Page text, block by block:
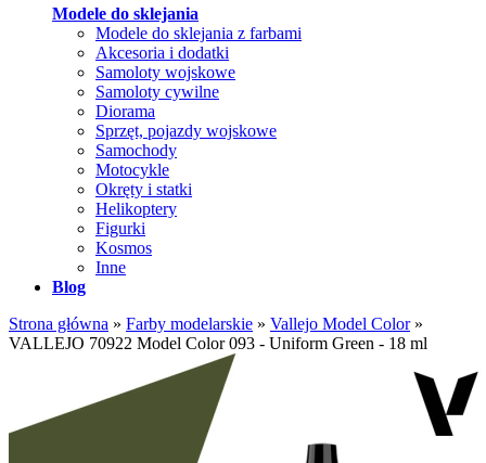
Modele do sklejania
Modele do sklejania z farbami
Akcesoria i dodatki
Samoloty wojskowe
Samoloty cywilne
Diorama
Sprzęt, pojazdy wojskowe
Samochody
Motocykle
Okręty i statki
Helikoptery
Figurki
Kosmos
Inne
Blog
Strona główna » Farby modelarskie » Vallejo Model Color»
VALLEJO 70922 Model Color 093 - Uniform Green - 18 ml